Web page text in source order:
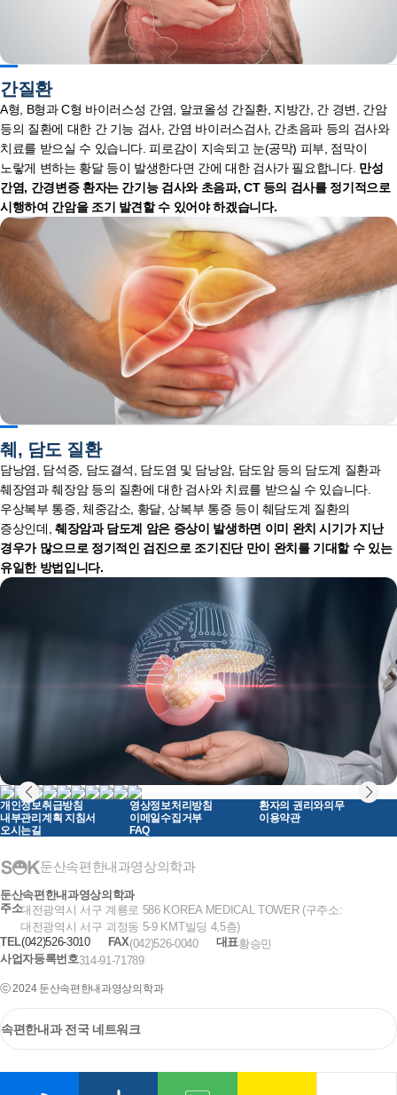
간질환
A형, B형과 C형 바이러스성 간염, 알코올성 간질환, 지방간, 간 경변, 간암
등의 질환에 대한 간 기능 검사, 간염 바이러스검사, 간초음파 등의 검사와
치료를 받으실 수 있습니다. 피로감이 지속되고 눈(공막) 피부, 점막이
노랗게 변하는 황달 등이 발생한다면 간에 대한 검사가 필요합니다. 만성
간염, 간경변증 환자는 간기능 검사와 초음파, CT 등의 검사를 정기적으로
시행하여 간암을 조기 발견할 수 있어야 하겠습니다.
췌, 담도 질환
담낭염, 담석증, 담도결석, 담도염 및 담낭암, 담도암 등의 담도계 질환과
췌장염과 췌장암 등의 질환에 대한 검사와 치료를 받으실 수 있습니다.
우상복부 통증, 체중감소, 황달, 상복부 통증 등이 췌담도계 질환의
증상인데, 췌장암과 담도계 암은 증상이 발생하면 이미 완치 시기가 지난
경우가 많으므로 정기적인 검진으로 조기진단 만이 완치를 기대할 수 있는
유일한 방법입니다.
개인정보취급방침 영상정보처리방침
환자의 권리와의무
내부관리계획 지침서
이메일수집거부
이용약관
오시는길
FAQ
둔산속편한내과영상의학과
둔산속편한내과영상의학과
주소대전광역시 서구 계룡로 586 KOREA MEDICAL TOWER (구주소:
대전광역시 서구 괴정동 5-9 KMT빌딩 4,5층)
TEL(042)526-3010 FAX(042)526-0040 대표황승민
사업자등록번호314-91-71789
ⓒ 2024 둔산속편한내과영상의학과